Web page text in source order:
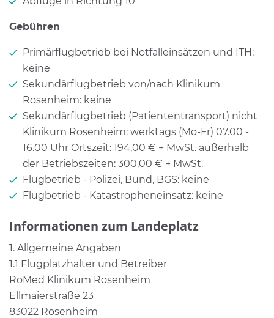
Gebühren
Primärflugbetrieb bei Notfalleinsätzen und ITH:
keine
Sekundärflugbetrieb von/nach Klinikum
Rosenheim: keine
Sekundärflugbetrieb (Patiententransport) nicht
Klinikum Rosenheim: werktags (Mo-Fr) 07.00 -
16.00 Uhr Ortszeit: 194,00 € + MwSt. außerhalb
der Betriebszeiten: 300,00 € + MwSt.
Flugbetrieb - Polizei, Bund, BGS: keine
Flugbetrieb - Katastropheneinsatz: keine
Informationen zum Landeplatz
1. Allgemeine Angaben
1.1 Flugplatzhalter und Betreiber
RoMed Klinikum Rosenheim
Ellmaierstraße 23
83022 Rosenheim